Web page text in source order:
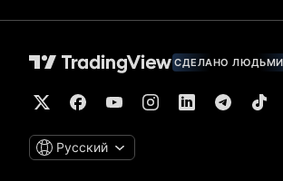
СДЕЛАНО ЛЮДЬМИ
Русский